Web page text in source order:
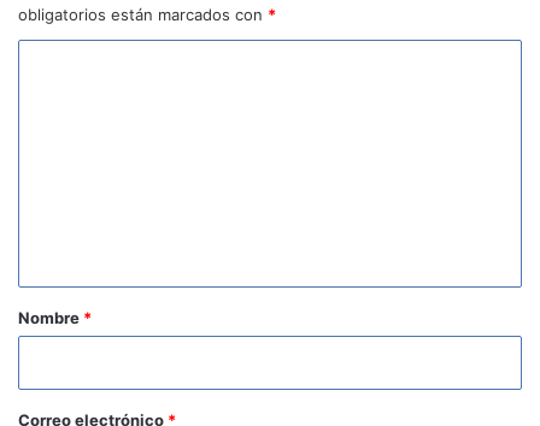
obligatorios están marcados con *
r
*
Nombre *
Correo electrónico *